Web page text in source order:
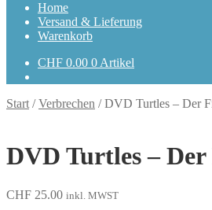
Home
Versand & Lieferung
Warenkorb
CHF 0.00 0 Artikel
Start /Verbrechen /DVD Turtles – Der
DVD Turtles –
CHF 25.00 inkl. MWST